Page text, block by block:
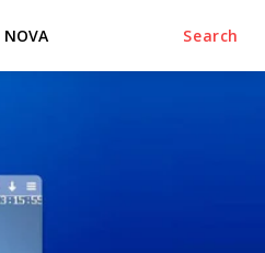
NOVA Search